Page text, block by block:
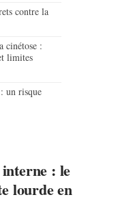
contre la
cinétose :
limites
un risque
: le
lourde en